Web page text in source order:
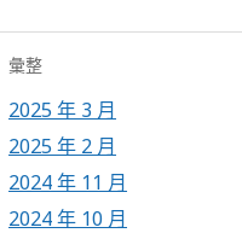
彙整
2025 年 3 月
2025 年 2 月
2024 年 11 月
2024 年 10 月